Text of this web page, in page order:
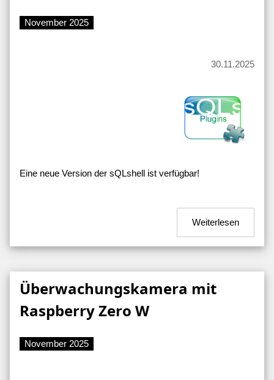
November 2025
30.11.2025
Eine neue Version der sQLshell ist verfügbar!
Weiterlesen
Überwachungskamera mit
Raspberry Zero W
November 2025